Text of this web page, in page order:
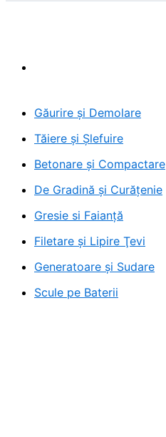
Găurire și Demolare
Tăiere și Şlefuire
Betonare și Compactare
De Gradină și Curăţenie
Gresie si Faianţă
Filetare și Lipire Ţevi
Generatoare și Sudare
Scule pe Baterii